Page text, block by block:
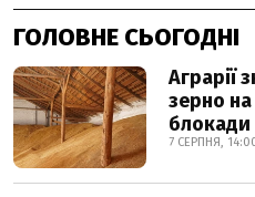
ГОЛОВНЕ СЬОГОДНІ
Аграрії
зерно
блокади
7 СЕРПНЯ,